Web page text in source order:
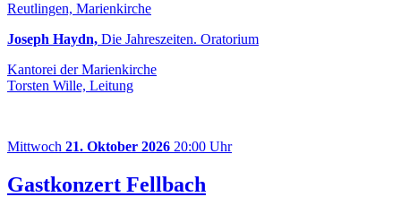
Reutlingen, Marienkirche
Joseph Haydn, Die Jahreszeiten. Oratorium
Kantorei der Marienkirche
Torsten Wille, Leitung
Mittwoch 21. Oktober 2026 20:00 Uhr
Gastkonzert Fellbach